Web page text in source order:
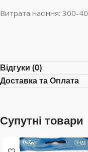
Витрата насіння: 300-
Відгуки (0)
Доставка та Оплата
Супутні товари